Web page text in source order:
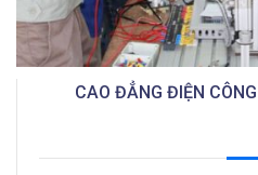
CAO ĐẲNG ĐIỆN